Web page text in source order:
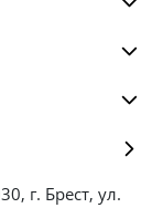
г. Брест, ул.